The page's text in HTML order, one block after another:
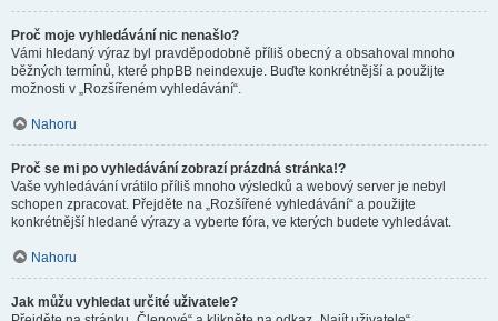
Proč moje vyhledávání nic nenašlo?
Vámi hledaný výraz byl pravděpodobně příliš obecný a obsahoval mnoho
běžných termínů, které phpBB neindexuje. Buďte konkrétnější a použijte
možnosti v „Rozšířeném vyhledávání“.
Nahoru
Proč se mi po vyhledávání zobrazí prázdná stránka!?
Vaše vyhledávání vrátilo příliš mnoho výsledků a webový server je nebyl
schopen zpracovat. Přejděte na „Rozšířené vyhledávání“ a použijte
konkrétnější hledané výrazy a vyberte fóra, ve kterých budete vyhledávat.
Nahoru
Jak můžu vyhledat určité uživatele?